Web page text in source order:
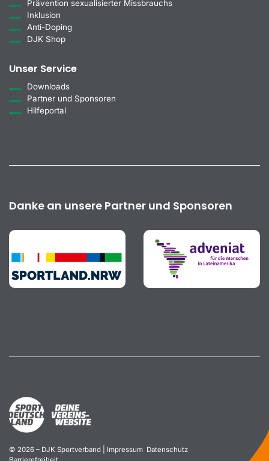
Prävention sexualisierter Missbrauchs
Inklusion
Anti-Doping
DJK Shop
Unser Service
Downloads
Partner und Sponsoren
Hilfeportal
Danke an unsere Partner und Sponsoren
© 2026 – DJK Sportverband | Impressum Datenschutz